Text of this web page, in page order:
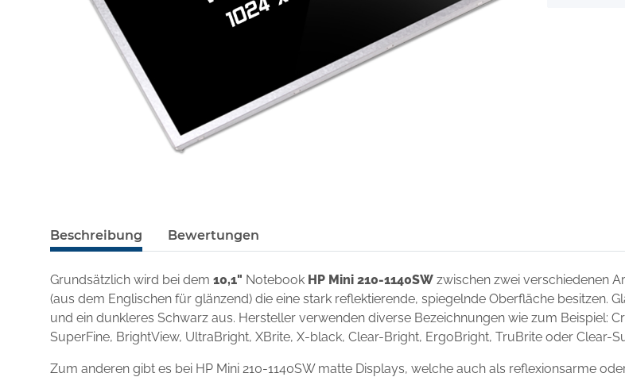
Beschreibung Bewertungen
Grundsätzlich wird bei dem 10,1" Notebook HP Mini 210-1140SW zwischen zwei verschiedenen
(aus dem Englischen für glänzend) die eine stark reflektierende, spiegelnde Oberfläche besitzen.
und ein dunkleres Schwarz aus. Hersteller verwenden diverse Bezeichnungen wie zum Beispiel:
SuperFine, BrightView, UltraBright, XBrite, X-black, Clear-Bright, ErgoBright, TruBrite oder Clear-
Zum anderen gibt es bei HP Mini 210-1140SW matte Displays, welche auch als reflexionsarme